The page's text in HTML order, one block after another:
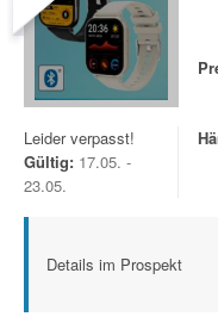
Leider verpasst!
Gültig: 17.05. -
23.05.
Details im Prospekt